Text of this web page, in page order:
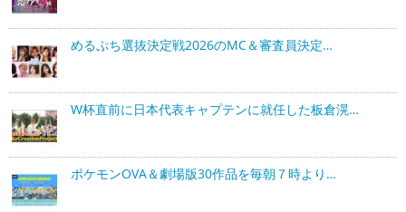
めるぷち選抜決定戦2026のMC＆審査員決定…
W杯直前に日本代表キャプテンに就任した板倉滉…
ポケモンOVA＆劇場版30作品を毎朝７時より…